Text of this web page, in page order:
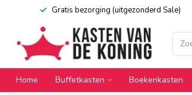
Gratis bezorging (uitgezonderd Sale)
Home Buffetkasten Boekenkasten